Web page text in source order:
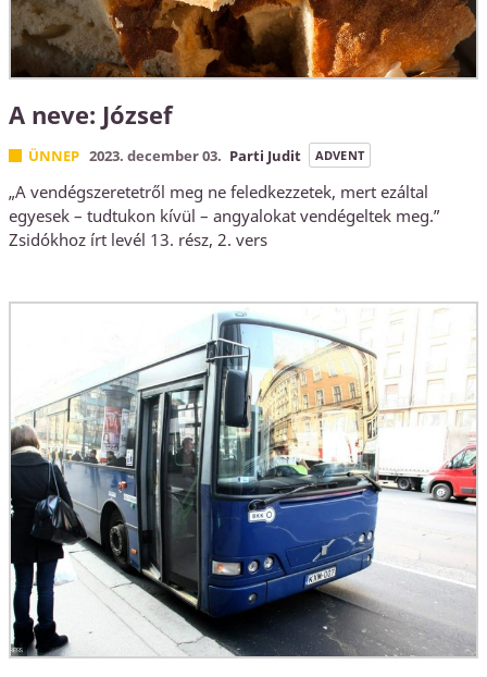
A neve: József
ÜNNEP 2023. december 03. Parti Judit ADVENT
„A vendégszeretetről meg ne feledkezzetek, mert ezáltal
egyesek – tudtukon kívül – angyalokat vendégeltek meg.”
Zsidókhoz írt levél 13. rész, 2. vers